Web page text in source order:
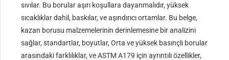
sıvılar. Bu borular aşırı koşullara dayanmalıdır, yüksek
sıcaklıklar dahil, baskılar, ve aşındırıcı ortamlar. Bu belge,
kazan borusu malzemelerinin derinlemesine bir analizini
sağlar, standartlar, boyutlar, Orta ve yüksek basınçlı borular
arasındaki farklılıklar, ve ASTM A179 için ayrıntılı özellikler,